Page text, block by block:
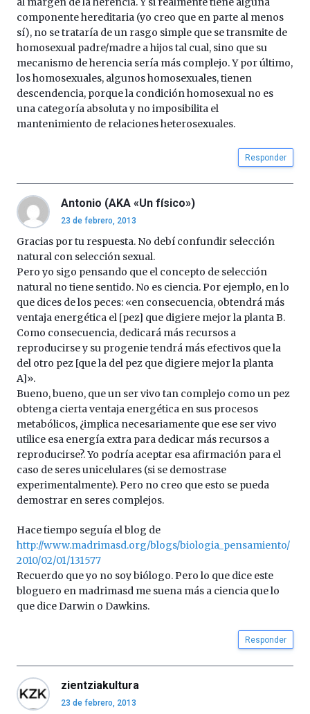
componente hereditaria (yo creo que en parte al menos
sí), no se trataría de un rasgo simple que se transmite de
homosexual padre/madre a hijos tal cual, sino que su
mecanismo de herencia sería más complejo. Y por último,
los homosexuales, algunos homosexuales, tienen
descendencia, porque la condición homosexual no es
una categoría absoluta y no imposibilita el
mantenimiento de relaciones heterosexuales.
Responder
Antonio (AKA «Un físico»)
23 de febrero, 2013
Gracias por tu respuesta. No debí confundir selección
natural con selección sexual.
Pero yo sigo pensando que el concepto de selección
natural no tiene sentido. No es ciencia. Por ejemplo, en lo
que dices de los peces: «en consecuencia, obtendrá más
ventaja energética el [pez] que digiere mejor la planta B.
Como consecuencia, dedicará más recursos a
reproducirse y su progenie tendrá más efectivos que la
del otro pez [que la del pez que digiere mejor la planta
A]».
Bueno, bueno, que un ser vivo tan complejo como un pez
obtenga cierta ventaja energética en sus procesos
metabólicos, ¿implica necesariamente que ese ser vivo
utilice esa energía extra para dedicar más recursos a
reproducirse?. Yo podría aceptar esa afirmación para el
caso de seres unicelulares (si se demostrase
experimentalmente). Pero no creo que esto se pueda
demostrar en seres complejos.
Hace tiempo seguía el blog de
http://www.madrimasd.org/blogs/biologia_pensamiento/
2010/02/01/131577
Recuerdo que yo no soy biólogo. Pero lo que dice este
bloguero en madrimasd me suena más a ciencia que lo
que dice Darwin o Dawkins.
Responder
zientziakultura
23 de febrero, 2013